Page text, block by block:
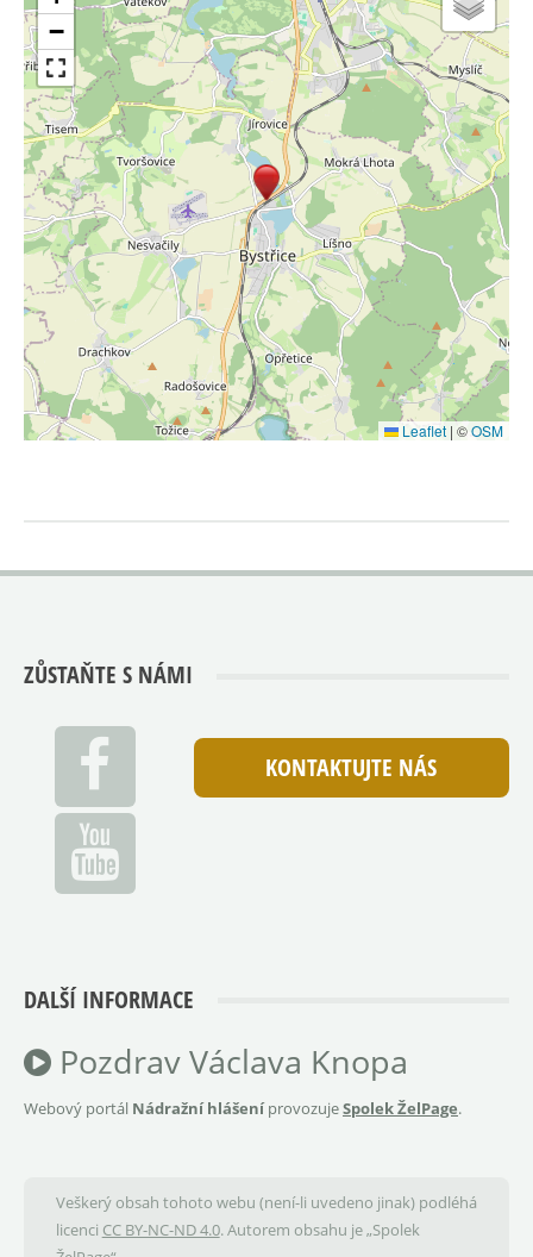
−
Leaflet | ©OSM
ZŮSTAŇTE S NÁMI
KONTAKTUJTE NÁS
DALŠÍ INFORMACE
Pozdrav Václava Knopa
Webový portál Nádražní hlášeníprovozujeSpolek ŽelPage.
Veškerý obsah tohoto webu (není-li uvedeno jinak) podléhá
licenci CC BY-NC-ND 4.0. Autorem obsahu je „Spolek